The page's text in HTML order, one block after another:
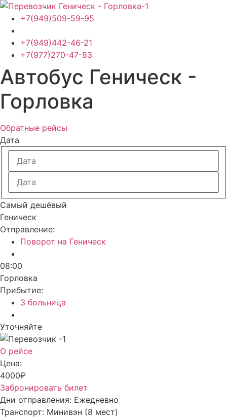
Перейти
содержимому
+7(949)509-59-95
+7(949)442-46-21
+7(977)270-47-83
Автобус Геническ -
Горловка
Обратные рейсы
Дата
Самый дешёвый
Геническ
Отправление:
Поворот на Геническ
08:00
Горловка
Прибытие:
3 больница
Уточняйте
О рейсе
Цена:
4000₽
Забронировать билет
Дни отправления: Ежедневно
Транспорт: Минивэн (8 мест)